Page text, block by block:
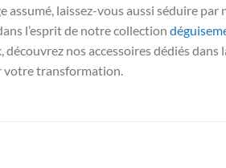
assumé, laissez-vous aussi séduire
l’esprit de notre collection
nos accessoires dédiés dans
votre transformation.